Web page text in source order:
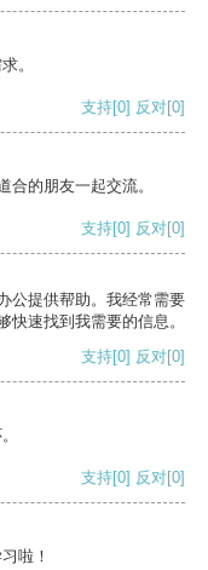
。
支持[0] 反对[0]
合的朋友一起交流。
支持[0] 反对[0]
公提供帮助。我经常需要
速找到我需要的信息。
支持[0] 反对[0]
支持[0] 反对[0]
啦！